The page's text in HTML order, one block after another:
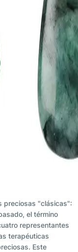
preciosas "clásicas":
el término
representantes
terapéuticas
Este